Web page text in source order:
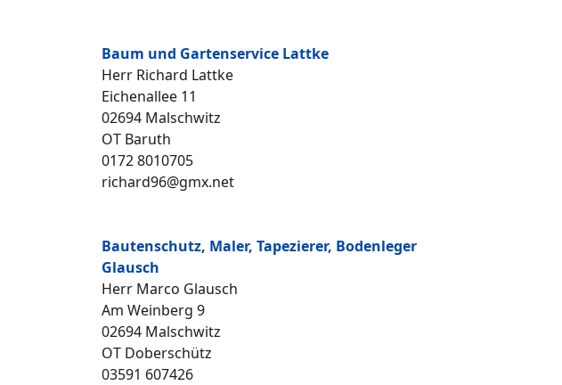
Baum und Gartenservice Lattke
Herr Richard Lattke
Eichenallee 11
02694 Malschwitz
OT Baruth
0172 8010705
richard96@gmx.net
Bautenschutz, Maler, Tapezierer, Bodenleger
Glausch
Herr Marco Glausch
Am Weinberg 9
02694 Malschwitz
OT Doberschütz
03591 607426